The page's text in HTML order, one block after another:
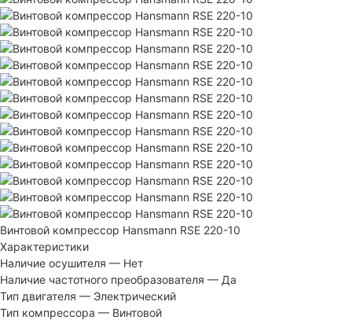
Винтовой компрессор Hansmann RSE 220-10
Характеристики
Наличие осушителя — Нет
Наличие частотного преобразователя — Да
Тип двигателя — Электрический
Тип компрессора — Винтовой